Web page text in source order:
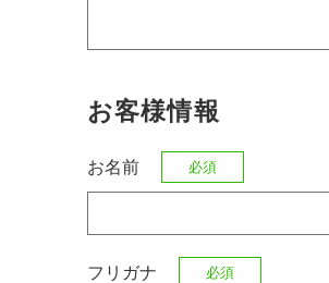
お客様情報
お名前 必須
フリガナ 必須